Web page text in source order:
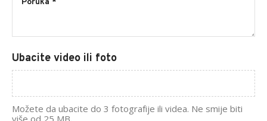
Ubacite video ili foto
Možete da ubacite do 3 fotografije ili videa. Ne smije biti